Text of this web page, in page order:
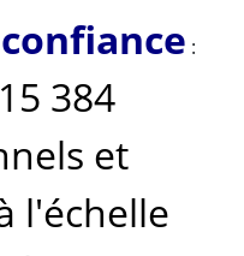
:
384
et
l'échelle